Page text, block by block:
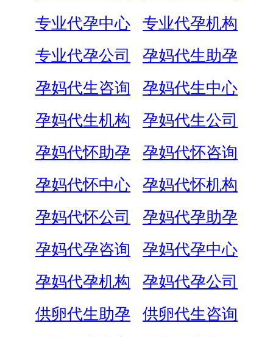
专业代孕中心
专业代孕机构
专业代孕公司
孕妈代生助孕
孕妈代生咨询
孕妈代生中心
孕妈代生机构
孕妈代生公司
孕妈代怀助孕
孕妈代怀咨询
孕妈代怀中心
孕妈代怀机构
孕妈代怀公司
孕妈代孕助孕
孕妈代孕咨询
孕妈代孕中心
孕妈代孕机构
孕妈代孕公司
供卵代生助孕
供卵代生咨询